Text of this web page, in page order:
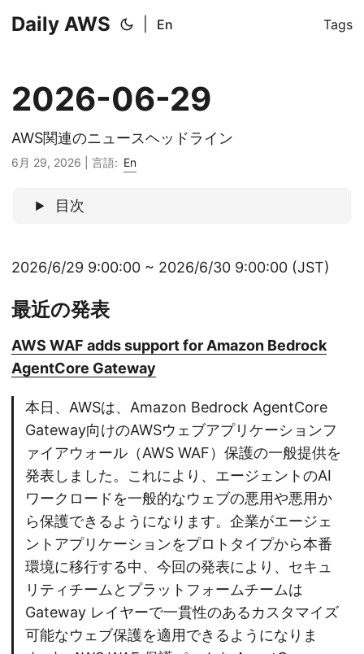
Daily AWS En Tags
2026-06-29
AWS関連のニュースヘッドライン
6月 29, 2026 言語: En
目次
2026/6/29 9:00:00 ~ 2026/6/30 9:00:00 (JST)
最近の発表
AWS WAF adds support for Amazon Bedrock
AgentCore Gateway
本日、AWSは、Amazon Bedrock AgentCore
Gateway向けのAWSウェブアプリケーションフ
ァイアウォール（AWS WAF）保護の一般提供を
発表しました。これにより、エージェントのAI
ワークロードを一般的なウェブの悪用や悪用か
ら保護できるようになります。企業がエージェ
ントアプリケーションをプロトタイプから本番
環境に移行する中、今回の発表により、セキュ
リティチームとプラットフォームチームは
Gateway レイヤーで一貫性のあるカスタマイズ
可能なウェブ保護を適用できるようになりま